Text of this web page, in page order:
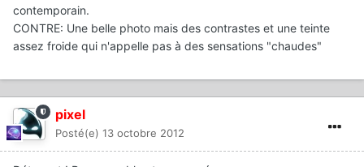
contemporain.
CONTRE: Une belle photo mais des contrastes et une teinte
assez froide qui n'appelle pas à des sensations "chaudes"
pixel
Posté(e) 13 octobre 2012